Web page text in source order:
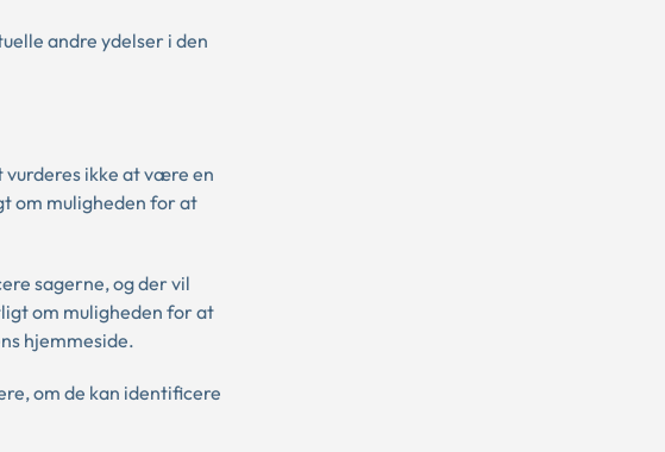
andre ydelser i den
vurderes ikke at være en
om muligheden for at
sagerne, og der vil
om muligheden for at
hjemmeside.
om de kan identificere